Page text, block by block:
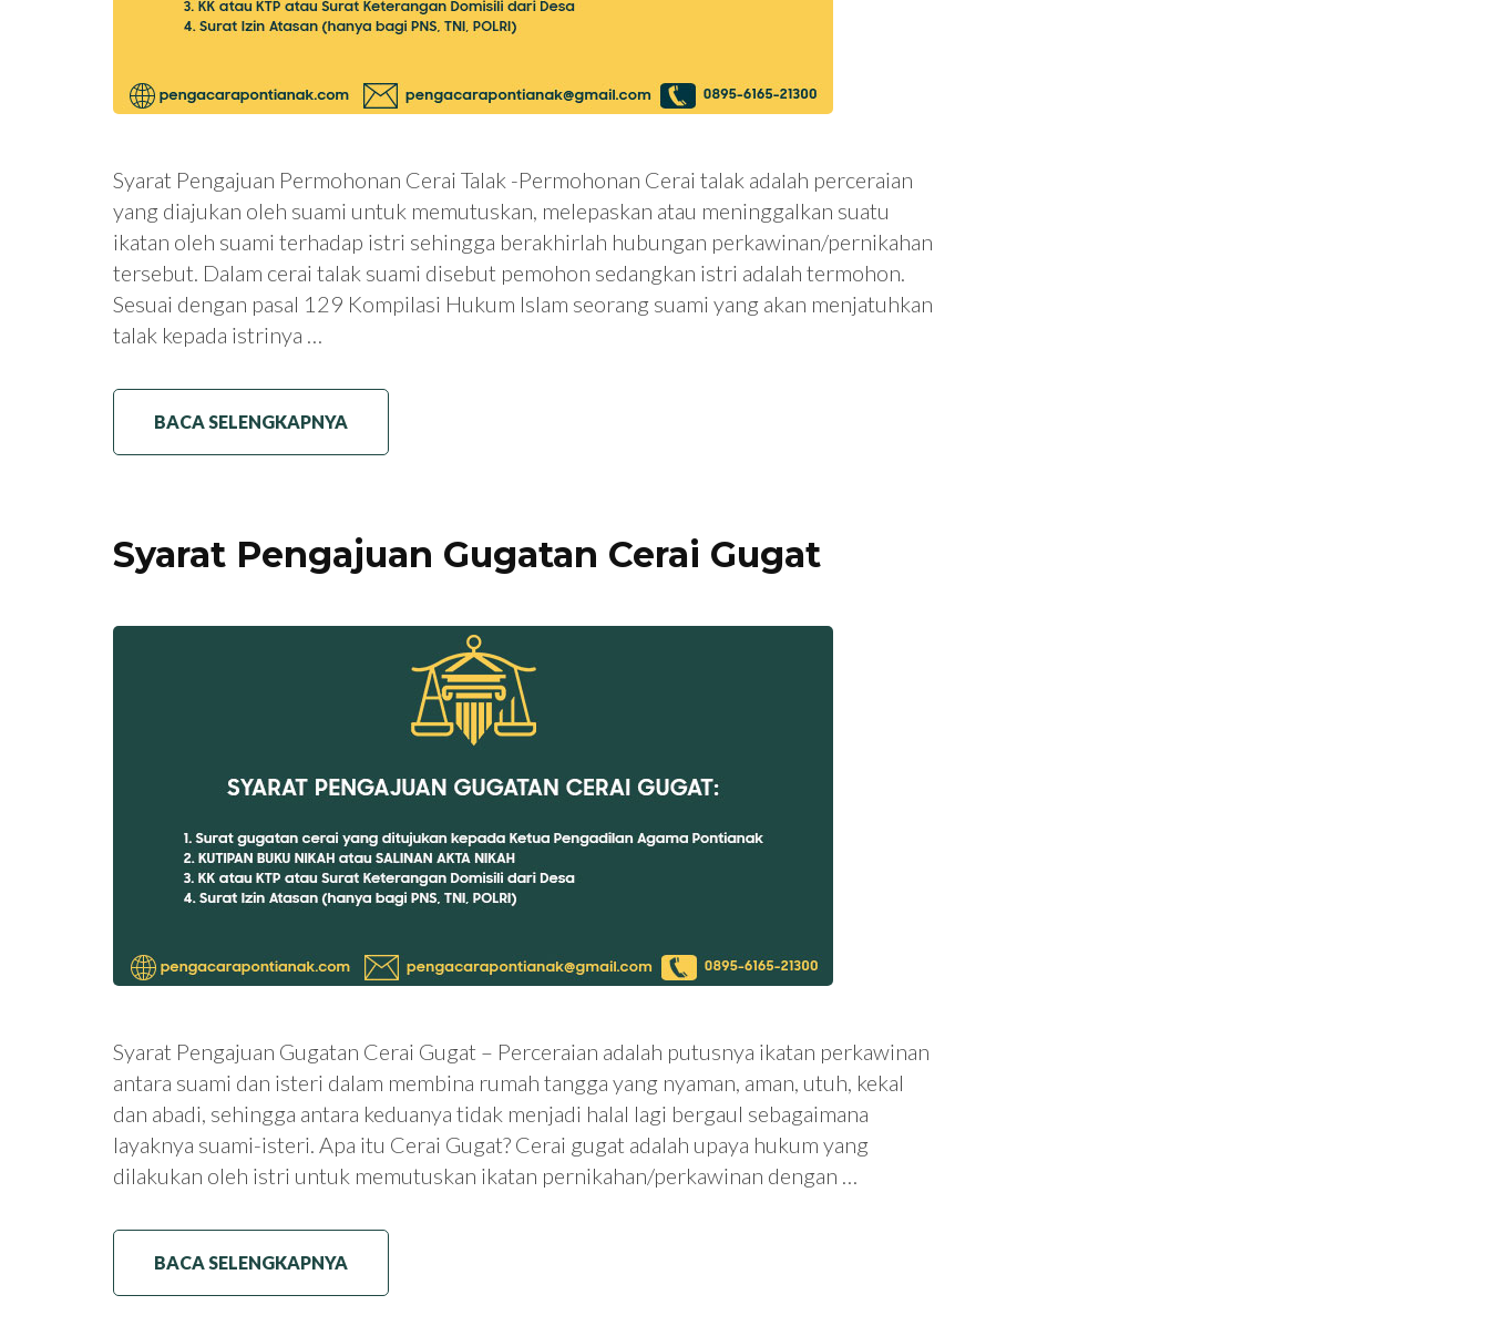
Syarat Pengajuan Permohonan Cerai Talak -Permohonan Cerai talak adalah perceraian
yang diajukan oleh suami untuk memutuskan, melepaskan atau meninggalkan suatu
ikatan oleh suami terhadap istri sehingga berakhirlah hubungan perkawinan/pernikahan
tersebut. Dalam cerai talak suami disebut pemohon sedangkan istri adalah termohon.
Sesuai dengan pasal 129 Kompilasi Hukum Islam seorang suami yang akan menjatuhkan
talak kepada istrinya …
BACA SELENGKAPNYA
Syarat Pengajuan Gugatan Cerai Gugat
Syarat Pengajuan Gugatan Cerai Gugat – Perceraian adalah putusnya ikatan perkawinan
antara suami dan isteri dalam membina rumah tangga yang nyaman, aman, utuh, kekal
dan abadi, sehingga antara keduanya tidak menjadi halal lagi bergaul sebagaimana
layaknya suami-isteri. Apa itu Cerai Gugat? Cerai gugat adalah upaya hukum yang
dilakukan oleh istri untuk memutuskan ikatan pernikahan/perkawinan dengan …
BACA SELENGKAPNYA